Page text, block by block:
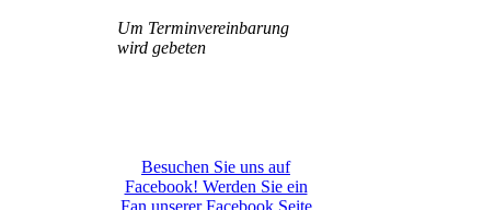
Um Terminvereinbarung
wird gebeten
Besuchen Sie uns auf
Facebook! Werden Sie ein